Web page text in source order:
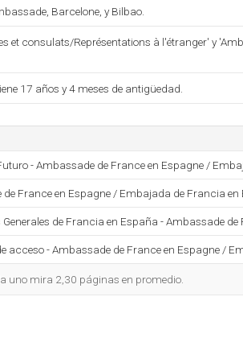
Barcelone, y Bilbao.
et consulats/Représentations à l'étranger' y
17 años y 4 meses de antigüedad.
- Ambassade de France en Espagne /
France en Espagne / Embajada de Francia en
de Francia en España - Ambassade de
acceso - Ambassade de France en Espagne /
uno mira 2,30 páginas en promedio.